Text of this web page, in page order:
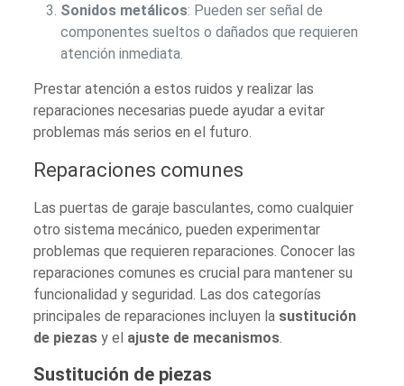
Sonidos metálicos: Pueden ser señal de
componentes sueltos o dañados que requieren
atención inmediata.
Prestar atención a estos ruidos y realizar las
reparaciones necesarias puede ayudar a evitar
problemas más serios en el futuro.
Reparaciones comunes
Las puertas de garaje basculantes, como cualquier
otro sistema mecánico, pueden experimentar
problemas que requieren reparaciones. Conocer las
reparaciones comunes es crucial para mantener su
funcionalidad y seguridad. Las dos categorías
principales de reparaciones incluyen la sustitución
de piezas y el ajuste de mecanismos.
Sustitución de piezas